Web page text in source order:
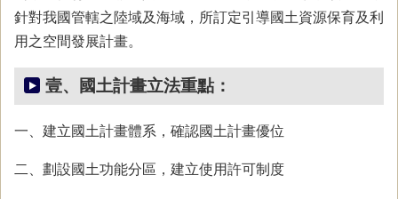
針對我國管轄之陸域及海域，所訂定引導國土資源保育及利
用之空間發展計畫。
壹、國土計畫立法重點：
一、建立國土計畫體系，確認國土計畫優位
二、劃設國土功能分區，建立使用許可制度